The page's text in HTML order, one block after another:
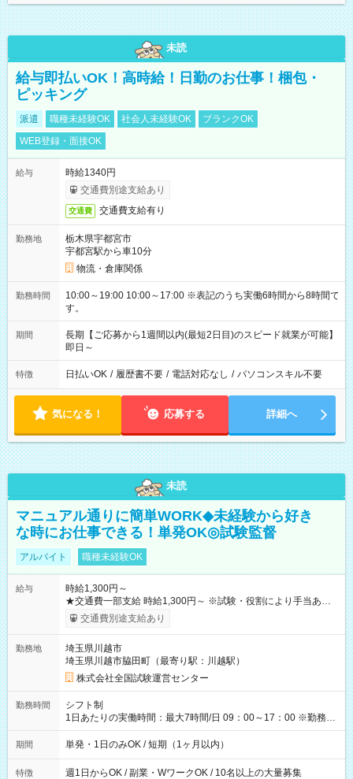
未読
給与即払いOK！高時給！日勤のお仕事！梱包・
ピッキング
派遣 職種未経験OK 社会人未経験OK
ブランクOK
WEB登録・面接OK
給与
時給1340円
交通費別途支給あり
交通費 交通費支給有り
勤務地
栃木県宇都宮市
宇都宮駅から車10分
物流・倉庫関係
勤務時間
10:00～19:00 10:00～17:00 ※表記のうち実働6時間から8時間で
す。
期間
長期【ご応募から1週間以内(最短2日目)のスピード就業が可能】
即日～
特徴 日払いOK / 履歴書不要 / 電話対応なし / パソコンスキル不要
気になる！ 応募する 詳細へ
未読
マニュアル通りに簡単WORK◆未経験から好き
な時にお仕事できる！単発OK◎試験監督
アルバイト 職種未経験OK
給与
時給1,300円～
★交通費一部支給 時給1,300円～ ※試験・役割により手当あり
※勤務回数により昇給あり 【即給（前払い）オプションあ
り！】 希望される場合、勤務から1週間ほどで給与の一部を受け
例】 ・河合塾模擬試験 8:30～17:30（休憩1時間） 時給1,300円
×8時間＝日収10,400円＋交通費 ※当日の役割により時給＋100
円の場合あり ・国家試験 7:00～13:30（休憩なし） 時給1,300
円（役割手当＋100円）×6時間＝日収8,400円＋交通費 【試用期
間】試用期間なし
交通費別途支給あり
勤務地
埼玉県川越市
埼玉県川越市脇田町（最寄り駅：川越駅）
株式会社全国試験運営センター
勤務時間
シフト制
1日あたりの実働時間：最大7時間/日 09：00～17：00 ※勤務時
間は 試験により異なります。
期間 単発・1日のみOK / 短期（1ヶ月以内）
特徴 週1日からOK / 副業・WワークOK / 10名以上の大量募集